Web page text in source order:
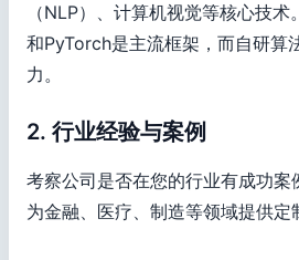
（NLP）、计算机视觉等核心技术
和PyTorch是主流框架，而自研算
力。
2. 行业经验与案例
考察公司是否在您的行业有成功案
为金融、医疗、制造等领域提供定